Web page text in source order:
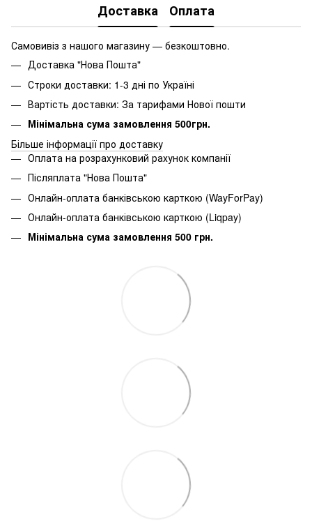
Доставка Оплата
Самовивіз з нашого магазину — безкоштовно.
Доставка "Нова Пошта"
Строки доставки: 1-3 дні по Україні
Вартість доставки: За тарифами Нової пошти
Мінімальна сума замовлення 500грн.
Більше інформації про доставку
Оплата на розрахунковий рахунок компанії
Післяплата "Нова Пошта"
Онлайн-оплата банківською карткою (WayForPay)
Онлайн-оплата банківською карткою (Liqpay)
Мінімальна сума замовлення 500 грн.